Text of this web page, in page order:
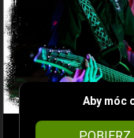
Aby móc